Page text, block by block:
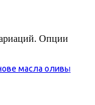
Опции
масла оливы